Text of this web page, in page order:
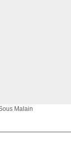
Malain